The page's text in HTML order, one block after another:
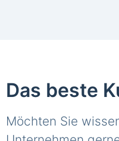
Das beste
Möchten Sie